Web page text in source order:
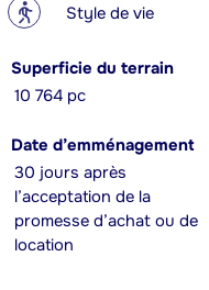
? Style de vie
Superficie du terrain
10 764 pc
Date d’emménagement
30 jours après
l’acceptation de la
promesse d’achat ou de
location